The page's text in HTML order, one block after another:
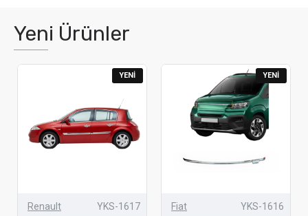
Yeni Ürünler
YENI
Renault YKS-1617
YENI
Fiat YKS-1616